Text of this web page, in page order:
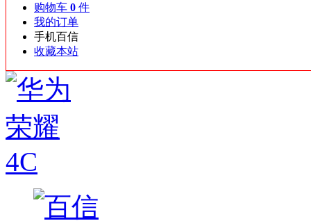
购物车 0 件
我的订单
手机百信
收藏本站